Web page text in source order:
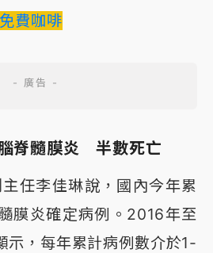
費咖啡
脊髓膜炎 半數死亡
任李佳琳說，國內今年累
膜炎確定病例。2016年至
，每年累計病例數介於1-